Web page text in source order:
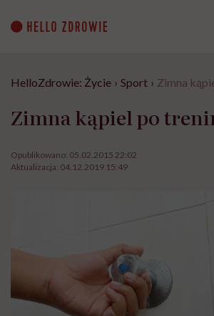
content
HelloZdrowie: Życie › Sport › Zimna
Zimna kąpiel po
Opublikowano: 05.02.2015 22:02
Aktualizacja: 04.12.2019 15:49